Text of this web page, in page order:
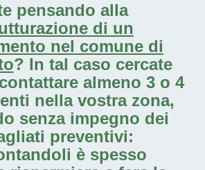
pensando alla
di un
nel comune di
? In tal caso cercate
almeno 3 o 4
nella vostra zona,
senza impegno dei
preventivi:
è spesso